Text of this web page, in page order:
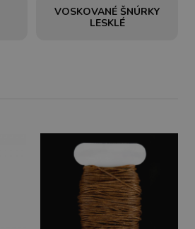
VOSKOVANÉ ŠNÚRKY
LESKLÉ